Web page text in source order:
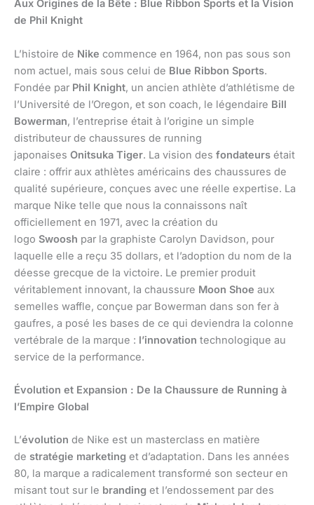
Aux Origines de la Bête : Blue Ribbon Sports et la Vision
de Phil Knight
L’histoire de Nike commence en 1964, non pas sous son
nom actuel, mais sous celui de Blue Ribbon Sports.
Fondée par Phil Knight, un ancien athlète d’athlétisme de
l’Université de l’Oregon, et son coach, le légendaire Bill
Bowerman, l’entreprise était à l’origine un simple
distributeur de chaussures de running
japonaises Onitsuka Tiger. La vision des fondateurs était
claire : offrir aux athlètes américains des chaussures de
qualité supérieure, conçues avec une réelle expertise. La
marque Nike telle que nous la connaissons naît
officiellement en 1971, avec la création du
logo Swoosh par la graphiste Carolyn Davidson, pour
laquelle elle a reçu 35 dollars, et l’adoption du nom de la
déesse grecque de la victoire. Le premier produit
véritablement innovant, la chaussure Moon Shoe aux
semelles waffle, conçue par Bowerman dans son fer à
gaufres, a posé les bases de ce qui deviendra la colonne
vertébrale de la marque : l’innovation technologique au
service de la performance.
Évolution et Expansion : De la Chaussure de Running à
l’Empire Global
L’évolution de Nike est un masterclass en matière
de stratégie marketing et d’adaptation. Dans les années
80, la marque a radicalement transformé son secteur en
misant tout sur le branding et l’endossement par des